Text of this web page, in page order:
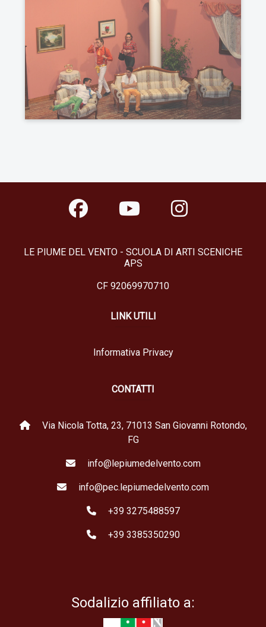
LE PIUME DEL VENTO - SCUOLA DI ARTI SCENICHE
APS
CF 92069970710
LINK UTILI
Informativa Privacy
CONTATTI
Via Nicola Totta, 23, 71013 San Giovanni Rotondo,
FG
info@lepiumedelvento.com
info@pec.lepiumedelvento.com
+39 3275488597
+39 3385350290
Sodalizio affiliato a: